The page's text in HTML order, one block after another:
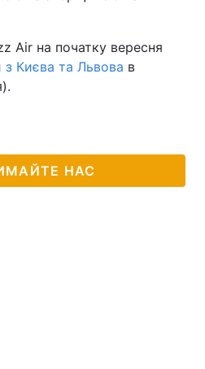
Air на початку вересня
з Києва та Львова в
НАС